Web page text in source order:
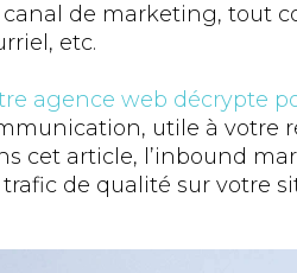
de marketing, tout
etc.
agence web décrypte
utile à votre
cet article, l’inbound
de qualité sur votre